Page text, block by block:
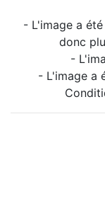
- L'image a
donc
-
- L'image a